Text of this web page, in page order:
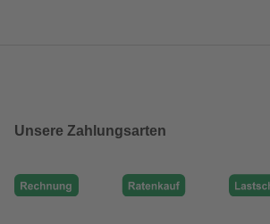
Unsere Zahlungsarten